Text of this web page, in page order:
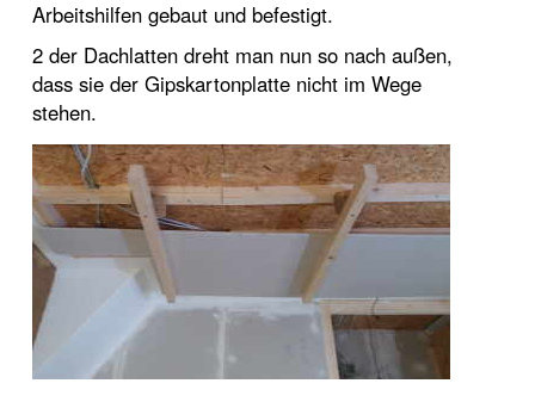
Arbeitshilfen gebaut und befestigt.
2 der Dachlatten dreht man nun so nach außen,
dass sie der Gipskartonplatte nicht im Wege
stehen.